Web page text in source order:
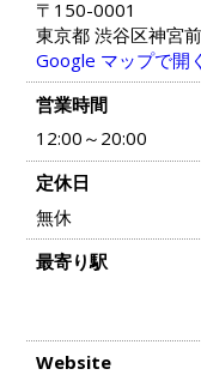
〒150-0001
東京都 渋谷区神宮
Google マップで開く
営業時間
12:00～20:00
定休日
無休
最寄り駅
Website